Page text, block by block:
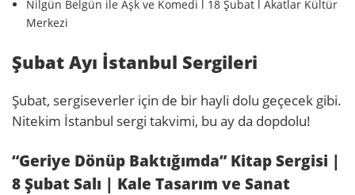
Nilgün Belgün ile Aşk ve Komedi l 18 Şubat l Akatlar Kültür
Merkezi
Şubat Ayı İstanbul Sergileri
Şubat, sergiseverler için de bir hayli dolu geçecek gibi.
Nitekim İstanbul sergi takvimi, bu ay da dopdolu!
“Geriye Dönüp Baktığımda” Kitap Sergisi |
8 Şubat Salı | Kale Tasarım ve Sanat